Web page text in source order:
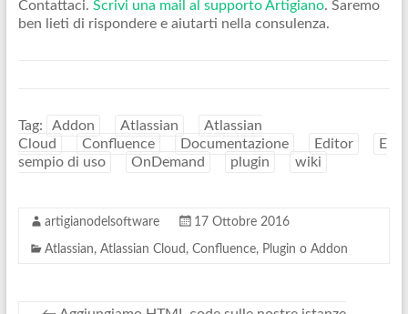
Contattaci. Scrivi una mail al supporto Artigiano. Saremo
ben lieti di rispondere e aiutarti nella consulenza.
Tag: Addon Atlassian
Atlassian
Cloud
Confluence Documentazione Editor
E
sempio di uso
OnDemand plugin wiki
artigianodelsoftware 17 Ottobre 2016
Atlassian, Atlassian Cloud , Confluence, Plugin o Addon